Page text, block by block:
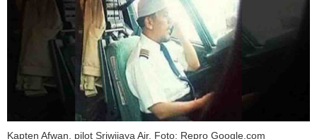
Kapten Afwan, pilot Sriwijaya Air. Foto: Repro Google.com